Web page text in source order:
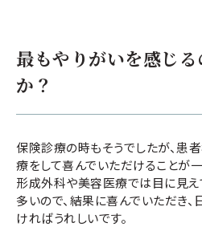
最もやりがいを感じ
か？
保険診療の時もそうでしたが、患
療をして喜んでいただけることが
形成外科や美容医療では目に見え
多いので、結果に喜んでいただき
ければうれしいです。